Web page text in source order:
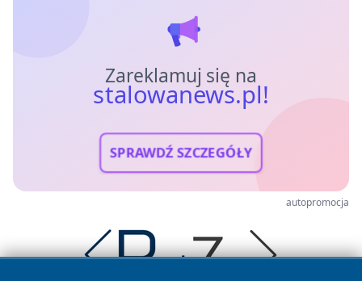
Zareklamuj się na
stalowanews.pl!
SPRAWDŹ SZCZEGÓŁY
autopromocja